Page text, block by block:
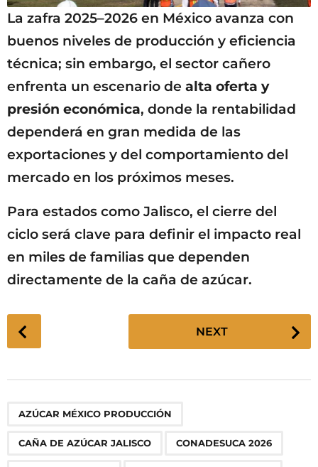
La zafra 2025–2026 en México avanza con
buenos niveles de producción y eficiencia
técnica; sin embargo, el sector cañero
enfrenta un escenario de alta oferta y
presión económica, donde la rentabilidad
dependerá en gran medida de las
exportaciones y del comportamiento del
mercado en los próximos meses.
Para estados como Jalisco, el cierre del
ciclo será clave para definir el impacto real
en miles de familias que dependen
directamente de la caña de azúcar.
o
g
NEXT
AZÚCAR MÉXICO PRODUCCIÓN
CAÑA DE AZÚCAR JALISCO CONADESUCA 2026